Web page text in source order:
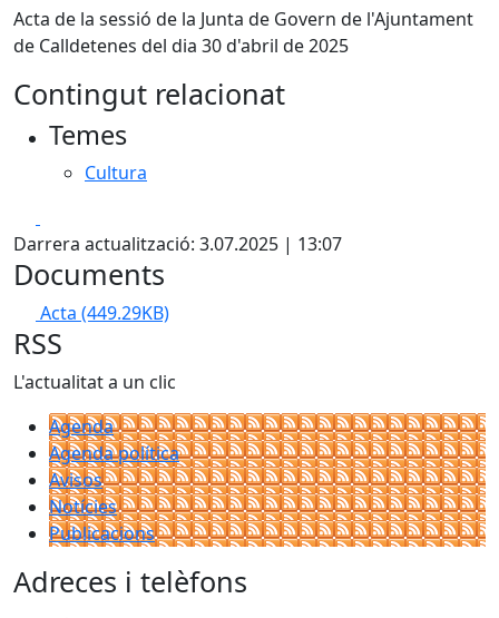
Acta de la sessió de la Junta de Govern de l'Ajuntament
de Calldetenes del dia 30 d'abril de 2025
Contingut relacionat
Temes
Cultura
Darrera actualització: 3.07.2025 | 13:07
Documents
Acta (449.29KB)
RSS
L'actualitat a un clic
Agenda
Agenda política
Avisos
Notícies
Publicacions
Adreces i telèfons